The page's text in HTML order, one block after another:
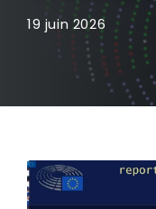
19 juin 2026